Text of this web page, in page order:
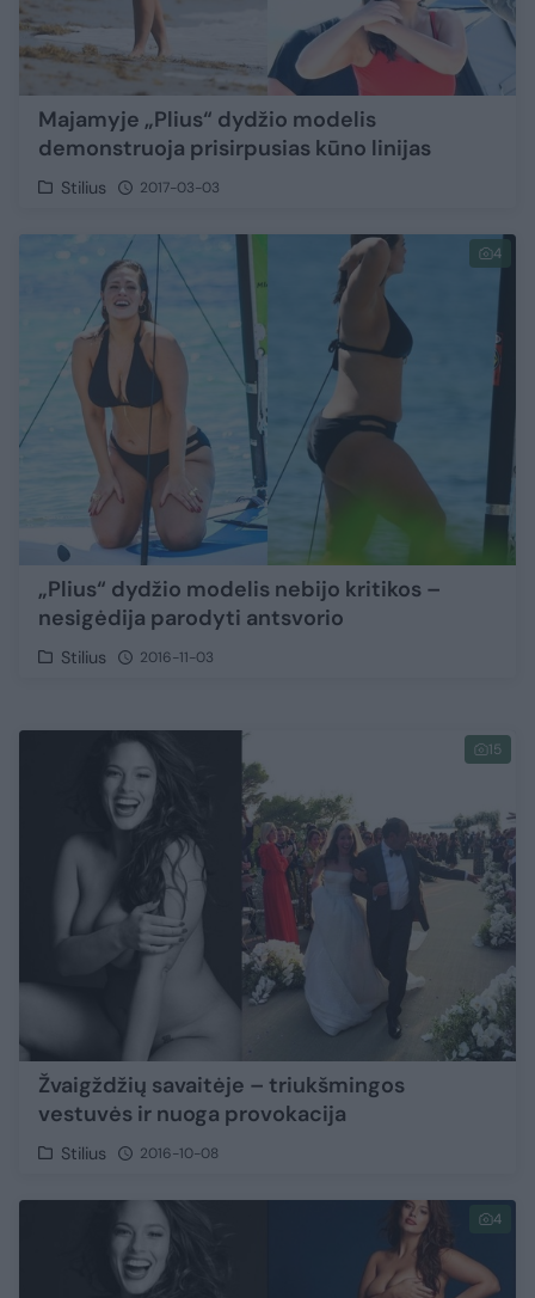
Majamyje „Plius“ dydžio modelis
demonstruoja prisirpusias kūno linijas
Stilius 2017-03-03
4
„Plius“ dydžio modelis nebijo kritikos –
nesigėdija parodyti antsvorio
Stilius 2016-11-03
15
Žvaigždžių savaitėje – triukšmingos
vestuvės ir nuoga provokacija
Stilius 2016-10-08
4